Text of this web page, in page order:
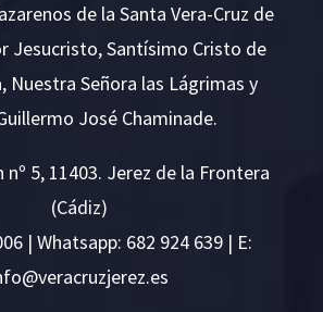
de la Santa Vera-Cruz de
Jesucristo, Santísimo Cristo de
Nuestra Señora las Lágrimas y
José Chaminade.
nº 5, 11403. Jerez de la Frontera
(Cádiz)
| Whatsapp: 682 924 639 | E:
se.ze
rejzu
rcare